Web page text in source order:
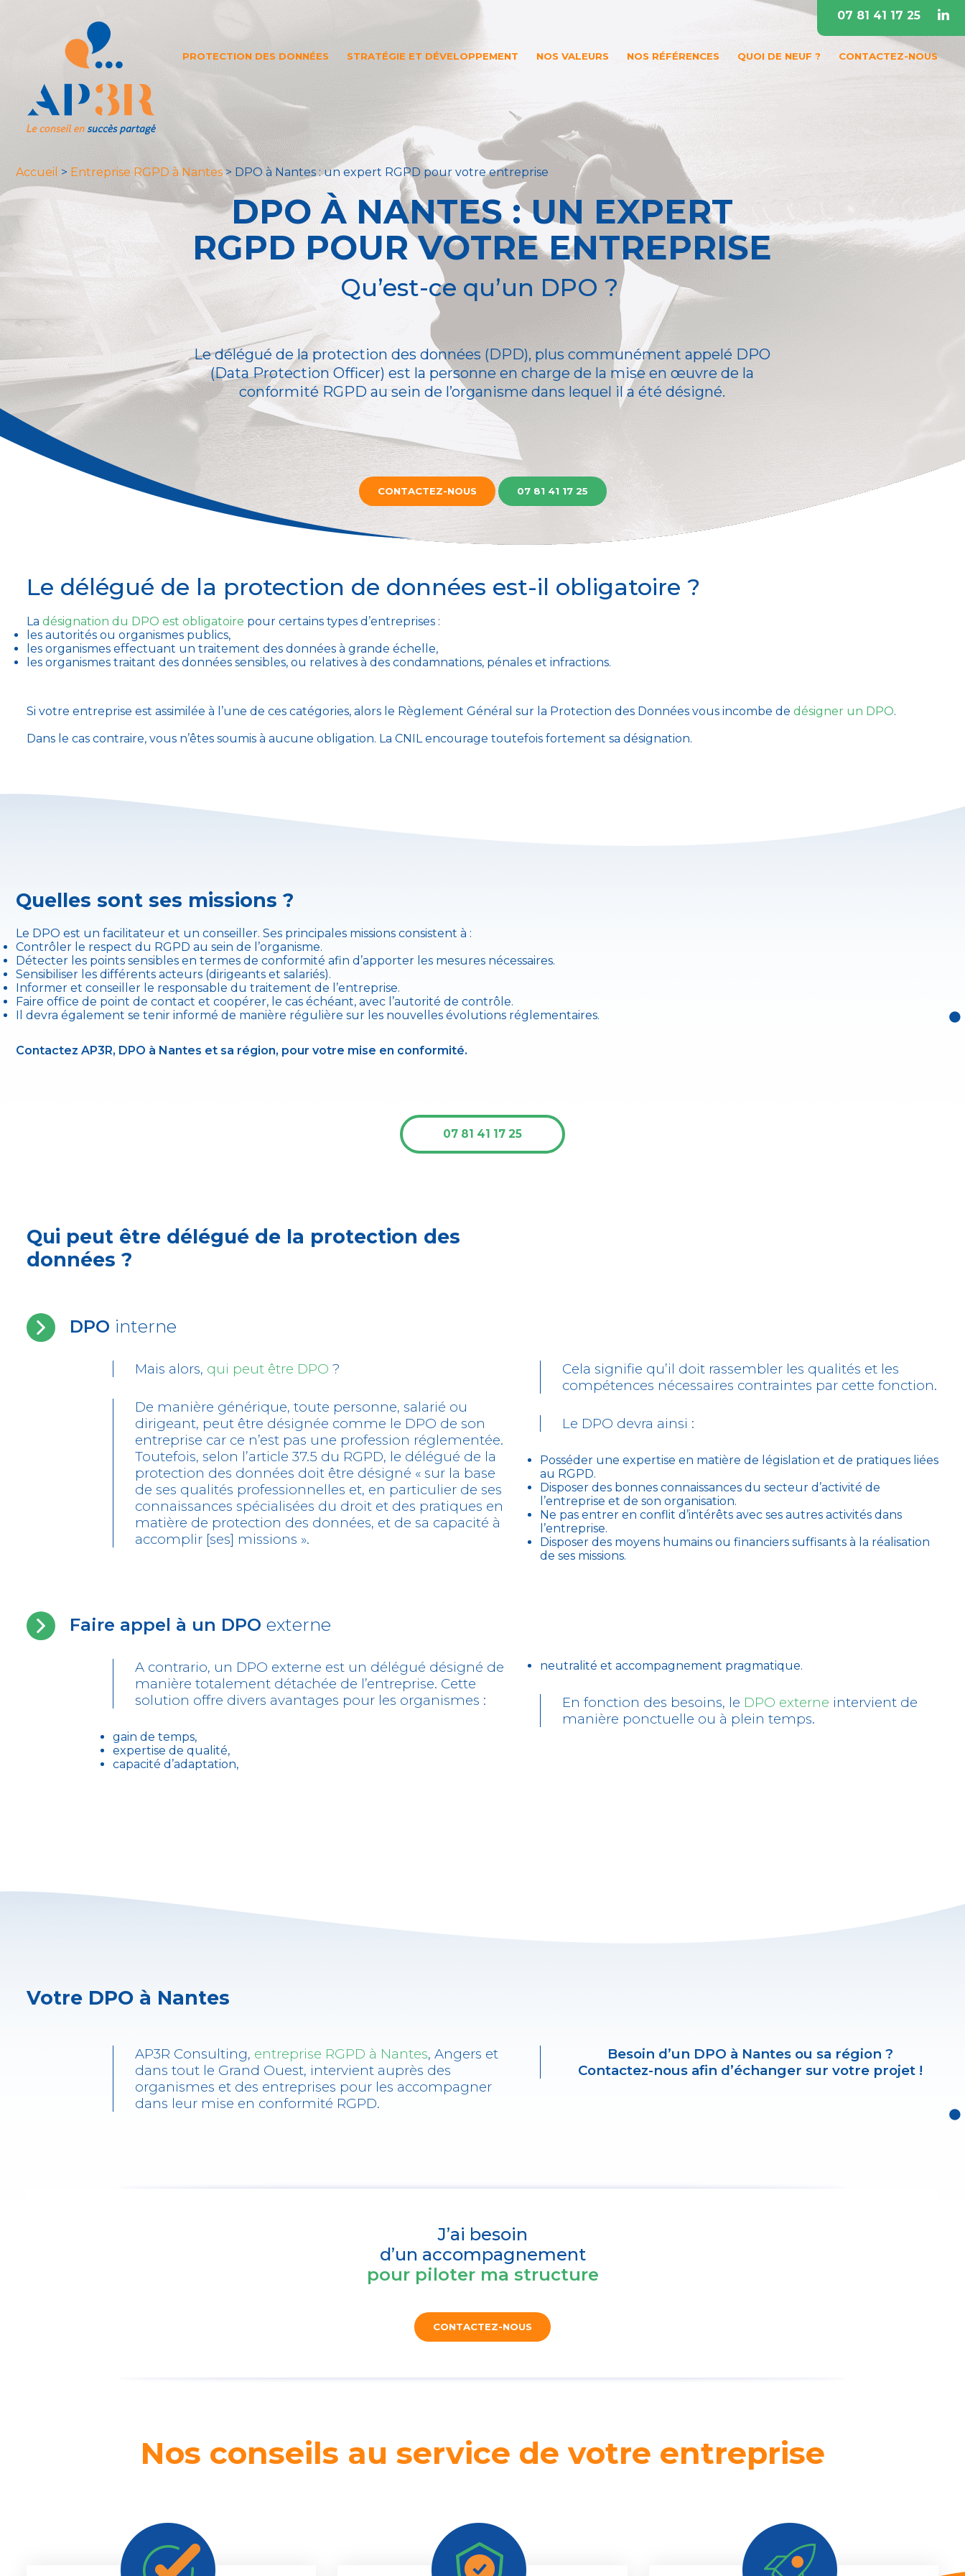
PROTECTION DES DONNÉES STRATÉGIE ET DÉVELOPPEMENT NOS VALEURS NOS RÉFÉRENCES QUOI DE NEUF ? CONTACTEZ-NOUS
07 81 41 17 25
Accueil > Entreprise RGPD à Nantes> DPO à Nantes : un expert RGPD pour votre entreprise
DPO À NANTES : UN EXPERT
RGPD POUR VOTRE ENTREPRISE
Qu’est-ce qu’un DPO ?
Le délégué de la protection des données (DPD), plus communément appelé DPO
(Data Protection Officer) est la personne en charge de la mise en œuvre de la
conformité RGPD au sein de l’organisme dans lequel il a été désigné.
CONTACTEZ-NOUS 07 81 41 17 25
Le délégué de la protection de données est-il obligatoire ?
La désignation du DPO est obligatoire pour certains types d’entreprises :
les autorités ou organismes publics,
les organismes effectuant un traitement des données à grande échelle,
les organismes traitant des données sensibles, ou relatives à des condamnations, pénales et infractions.
Si votre entreprise est assimilée à l’une de ces catégories, alors le Règlement Général sur la Protection des Données vous incombe de désigner un DPO.
Dans le cas contraire, vous n’êtes soumis à aucune obligation. La CNIL encourage toutefois fortement sa désignation.
Quelles sont ses missions ?
Le DPO est un facilitateur et un conseiller. Ses principales missions consistent à :
Contrôler le respect du RGPD au sein de l’organisme.
Détecter les points sensibles en termes de conformité afin d’apporter les mesures nécessaires.
Sensibiliser les différents acteurs (dirigeants et salariés).
Informer et conseiller le responsable du traitement de l’entreprise.
Faire office de point de contact et coopérer, le cas échéant, avec l’autorité de contrôle.
Il devra également se tenir informé de manière régulière sur les nouvelles évolutions réglementaires.
Contactez AP3R, DPO à Nantes et sa région, pour votre mise en conformité.
07 81 41 17 25
Qui peut être délégué de la protection des
données ?
DPO interne
Mais alors, qui peut être DPO ?
De manière générique, toute personne, salarié ou
dirigeant, peut être désignée comme le DPO de son
entreprise car ce n’est pas une profession réglementée.
Toutefois, selon l’article 37.5 du RGPD, le délégué de la
protection des données doit être désigné « sur la base
de ses qualités professionnelles et, en particulier de ses
connaissances spécialisées du droit et des pratiques en
matière de protection des données, et de sa capacité à
accomplir [ses] missions ».
Cela signifie qu’il doit rassembler les qualités et les
compétences nécessaires contraintes par cette fonction.
Le DPO devra ainsi :
Posséder une expertise en matière de législation et de pratiques liées
au RGPD.
Disposer des bonnes connaissances du secteur d’activité de
l’entreprise et de son organisation.
Ne pas entrer en conflit d’intérêts avec ses autres activités dans
l’entreprise.
Disposer des moyens humains ou financiers suffisants à la réalisation
de ses missions.
Faire appel à un DPO externe
A contrario, un DPO externe est un délégué désigné de
manière totalement détachée de l’entreprise. Cette
solution offre divers avantages pour les organismes :
gain de temps,
expertise de qualité,
capacité d’adaptation,
neutralité et accompagnement pragmatique.
En fonction des besoins, le DPO externe intervient de
manière ponctuelle ou à plein temps.
Votre DPO à Nantes
AP3R Consulting, entreprise RGPD à Nantes, Angers et
dans tout le Grand Ouest, intervient auprès des
organismes et des entreprises pour les accompagner
dans leur mise en conformité RGPD.
Besoin d’un DPO à Nantes ou sa région ?
Contactez-nous afin d’échanger sur votre projet !
J’ai besoin
d’un accompagnement
pour piloter ma structure
CONTACTEZ-NOUS
Nos conseils au service de votre entreprise